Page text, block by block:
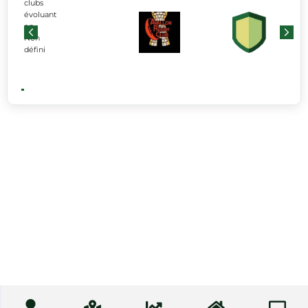
clubs
évoluant
en
Non
défini